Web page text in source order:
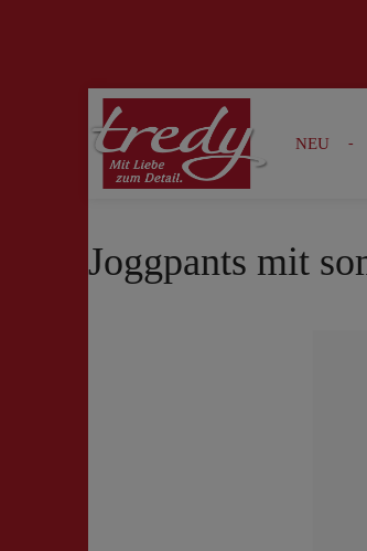
Zur Suche springen Zur Hauptnavigation springen
NEU
Joggpants mit